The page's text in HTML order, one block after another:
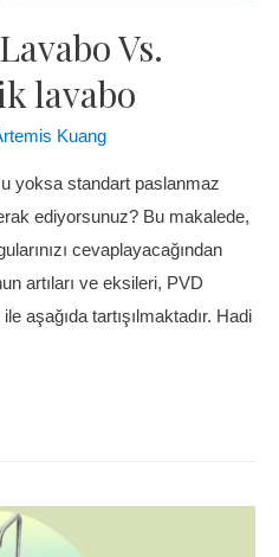
Vs.
lavabo
Kuang
yoksa standart paslanmaz
ediyorsunuz? Bu makalede,
cevaplayacağından
artıları ve eksileri, PVD
aşağıda tartışılmaktadır. Hadi